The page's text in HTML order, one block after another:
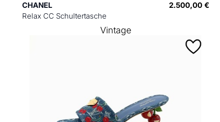
CHANEL
Relax CC Schultertasche
2.500,00 €
Vintage